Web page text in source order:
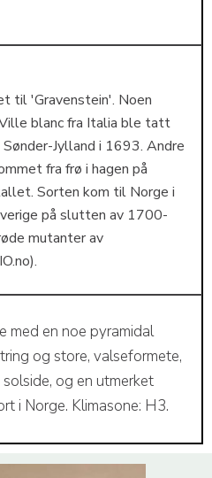
til 'Gravenstein'. Noen
blanc fra Italia ble tatt
Jylland i 1693. Andre
fra frø i hagen på
Sorten kom til Norge i
på slutten av 1700-
mutanter av
med en noe pyramidal
og store, valseformete,
og en utmerket
i Norge. Klimasone: H3.